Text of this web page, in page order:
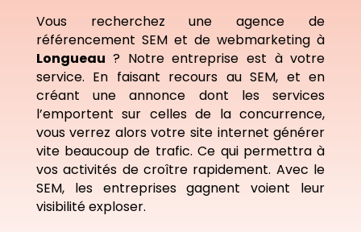
Vous recherchez une agence de
référencement SEM et de webmarketing à
Longueau ? Notre entreprise est à votre
service. En faisant recours au SEM, et en
créant une annonce dont les services
l’emportent sur celles de la concurrence,
vous verrez alors votre site internet générer
vite beaucoup de trafic. Ce qui permettra à
vos activités de croître rapidement. Avec le
SEM, les entreprises gagnent voient leur
visibilité exploser.